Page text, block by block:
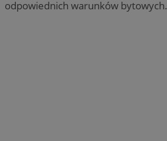
odpowiednich warunków bytowych.